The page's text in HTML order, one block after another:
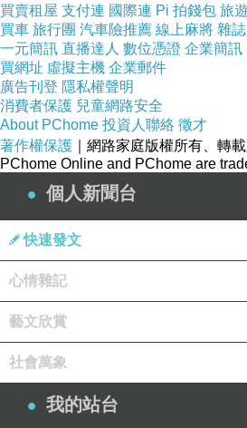
買賣租屋 支付連 國際連 Pi 拍錢包 旅遊
買車 旅行團 汽車險推薦 線上麻將 雜誌
一元簡訊 直播達人 數位憑證 企業簡訊
買網址 虛擬主機 企業郵件
廣告刊登 隱私權聲明
消費者保護 兒童網路安全
About PChome 投資人聯絡 徵才
著作權保護 ｜網路家庭版權所有、轉
PChome Online and PChome are
個人新聞台
快速發文
心情雜記
藝文欣賞
社會萬象
我的站台